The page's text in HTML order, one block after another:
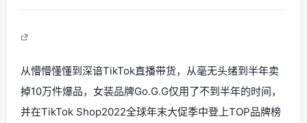
从懵懵懂懂到深谙TikTok直播带货，从毫无头绪到半年卖
掉10万件爆品，女装品牌Go.G.G仅用了不到半年的时间，
并在TikTok Shop2022全球年末大促季中登上TOP品牌榜